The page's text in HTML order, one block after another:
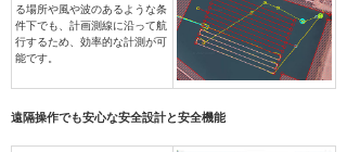
る場所や風や波のあるような条
件下でも、計画測線に沿って航
行するため、効率的な計測が可
能です。
遠隔操作でも安心な安全設計と安全機能